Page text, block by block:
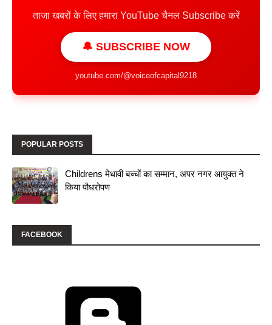
ताजा खबरों के लिए हमारा YouTube चैनल Subscribe करें
🔔 SUBSCRIBE NOW
youtube.com/@voiceofcapital9218
POPULAR POSTS
Childrens मेधावी बच्चों का सम्मान, अपर नगर आयुक्त ने
किया पौधरोपण
FACEBOOK